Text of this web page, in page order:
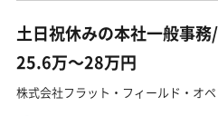
土日祝休みの本社一般事
25.6万〜28万円
株式会社フラット・フィールド・オ